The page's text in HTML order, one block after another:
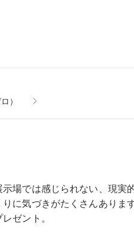
）
場では感じられない、現実
に気づきがたくさんありま
ゼント。